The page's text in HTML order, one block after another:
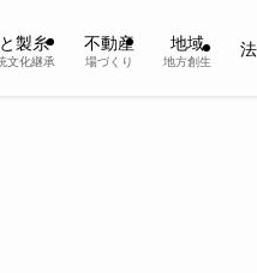
製糸
文化継承
不動産
場づくり
地域
地方創生